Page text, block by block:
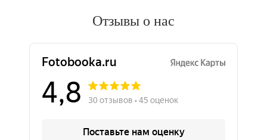
Отзывы о нас